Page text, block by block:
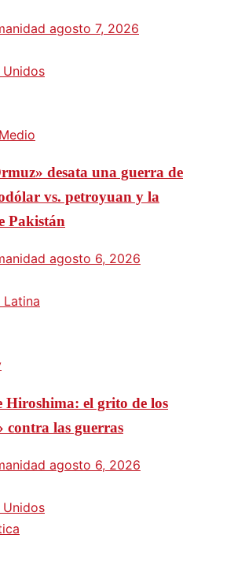
agosto 7, 2026
Unidos
desata una guerra de
vs. petroyuan y la
Pakistán
agosto 6, 2026
Latina
Hiroshima: el grito de los
contra las guerras
agosto 6, 2026
Unidos